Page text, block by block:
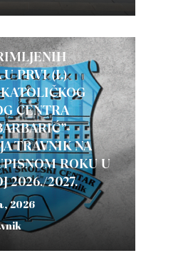
U PRVI (I.)
CENTRA
TRAVNIK NA
ROKU U
2026./2027.
2026